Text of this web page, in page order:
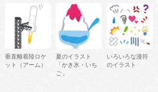
垂直離着陸ロケ
ット（アーム）
夏のイラスト
「かき氷・いち
ご」
いろいろな漫符
のイラスト